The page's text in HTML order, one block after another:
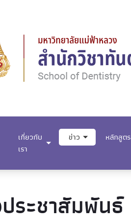
เกี่ยวกับ
เรา
ข่าว หลักสูตร
ระชาสัมพันธ์